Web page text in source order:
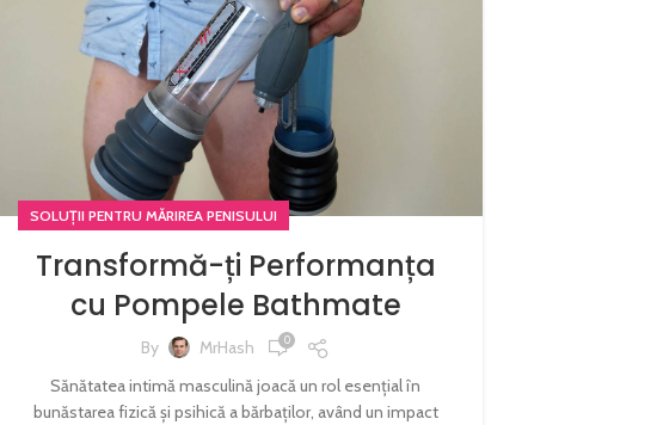
SOLUȚII PENTRU MĂRIREA PENISULUI
Transformă-ți Performanța
cu Pompele Bathmate
By MrHash 0
Sănătatea intimă masculină joacă un rol esențial în
bunăstarea fizică și psihică a bărbaților, având un impact